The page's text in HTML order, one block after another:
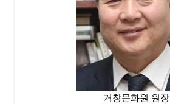
거창문화원 원장